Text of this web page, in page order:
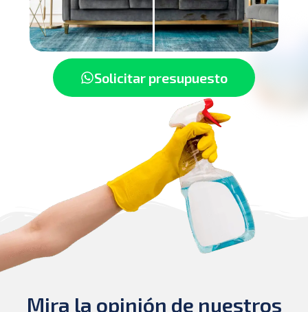
Solicitar presupuesto
Mira la opinión de nuestros